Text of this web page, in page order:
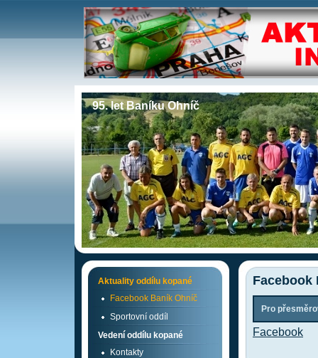
95. let Baníku Ohníč
Facebook
Pro
Facebook
Aktuality oddílu kopané
Facebook Baník Ohníč
Sportovní oddíl
Vedení oddílu kopané
Kontakty